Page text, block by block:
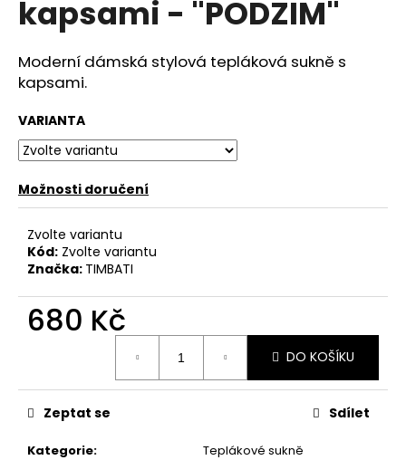
kapsami - "PODZIM"
Moderní dámská stylová tepláková sukně s
kapsami.
VARIANTA
Možnosti doručení
Zvolte variantu
Kód: Zvolte variantu
Značka: TIMBATI
680 Kč
DO KOŠÍKU
Kategorie: Teplákové sukně
Zeptat se Sdílet
a
í
t
?
HLEDAT
o
p
u
č